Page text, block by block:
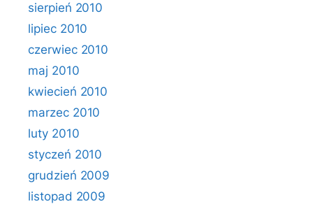
sierpień 2010
lipiec 2010
czerwiec 2010
maj 2010
kwiecień 2010
marzec 2010
luty 2010
styczeń 2010
grudzień 2009
listopad 2009